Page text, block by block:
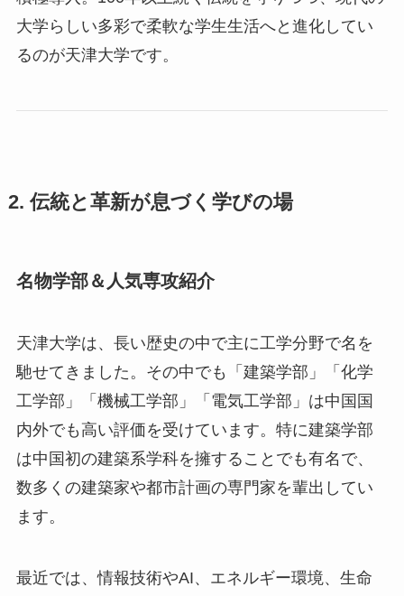
大学らしい多彩で柔軟な学生生活へと進化してい
るのが天津大学です。
2. 伝統と革新が息づく学びの場
名物学部＆人気専攻紹介
天津大学は、長い歴史の中で主に工学分野で名を
馳せてきました。その中でも「建築学部」「化学
工学部」「機械工学部」「電気工学部」は中国国
内外でも高い評価を受けています。特に建築学部
は中国初の建築系学科を擁することでも有名で、
数多くの建築家や都市計画の専門家を輩出してい
ます。
最近では、情報技術やAI、エネルギー環境、生命